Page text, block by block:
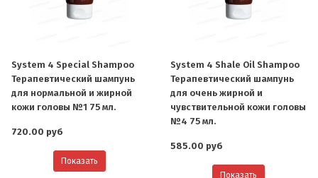
System 4 Special Shampoo
Терапевтический шампунь
для нормальной и жирной
кожи головы №1 75 мл.
720.00 руб
Показать
System 4 Shale Oil Shampoo
Терапевтический шампунь
для очень жирной и
чувствительной кожи головы
№4 75 мл.
585.00 руб
Показать